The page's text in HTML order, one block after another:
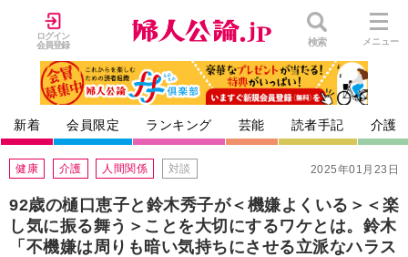
ログイン
会員登録
検索 メニュー
新着 会員限定 ランキング 芸能 読者手記 介護
2025年01月23日
健康 介護 人間関係 対談
92歳の樋口恵子と鈴木秀子が＜機嫌よくいる＞＜楽
し気に振る舞う＞ことを大切にするワケとは。鈴木
「不機嫌は周りも暗い気持ちにさせる立派なハラス